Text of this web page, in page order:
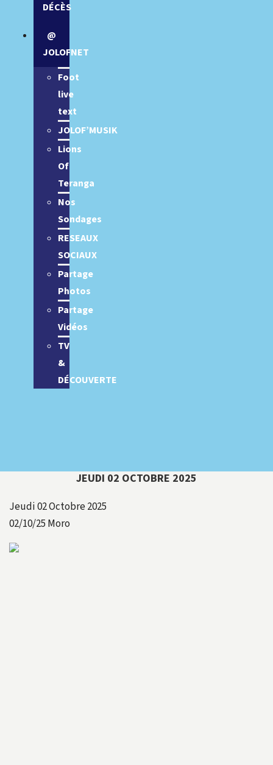
DÉCÈS
@
JOLOFNET
Foot
live
text
JOLOF’MUSIK
Lions
Of
Teranga
Nos
Sondages
RESEAUX
SOCIAUX
Partage
Photos
Partage
Vidéos
TV
&
DÉCOUVERTE
JEUDI 02 OCTOBRE 2025
Jeudi 02 Octobre 2025
02/10/25 Moro